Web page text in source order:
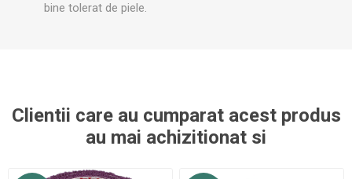
bine tolerat de piele.
Clientii care au cumparat acest produs
au mai achizitionat si